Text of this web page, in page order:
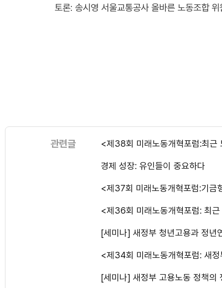
토론: 송시영 서울교통공사 올바른 노동조합
관련글 <제38회 미래노동개혁포럼:최근
경제 성장: 유인들이 중요하다
<제37회 미래노동개혁포럼:기금
<제36회 미래노동개혁포럼: 최
[세미나] 새정부 청년고용과 정
<제34회 미래노동개혁포럼: 새
[세미나] 새정부 고용노동 정책